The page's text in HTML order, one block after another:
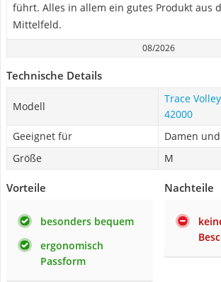
führt. Alles in allem ein gutes Produkt aus
Mittelfeld.
08/2026
Technische Details
Modell
Trace
42000
Geeignet für
Damen
Größe
M
Vorteile
besonders bequem
ergonomisch
Passform
Nachteile